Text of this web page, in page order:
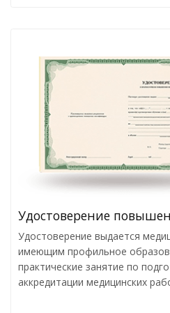
Удостоверение
Удостоверение выдается
имеющим профильное
практические занятие по
аккредитации медицинских